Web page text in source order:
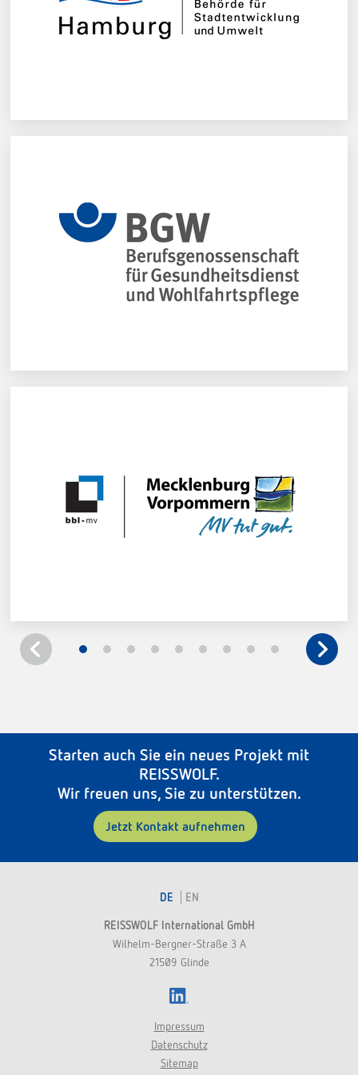
Mehr erfahren
Berufsgenossenschaft für Gesundheitsdienst und
Wohlfahrtspflege (BGW)
Betrieb für Bau und Liegenschaften
Mecklenburg-Vorpommern
Starten auch Sie ein neues Projekt mit
REISSWOLF.
Wir freuen uns, Sie zu unterstützen.
Jetzt Kontakt aufnehmen
DE EN
REISSWOLF International GmbH
Wilhelm-Bergner-Straße 3 A
21509 Glinde
Impressum
Datenschutz
Sitemap